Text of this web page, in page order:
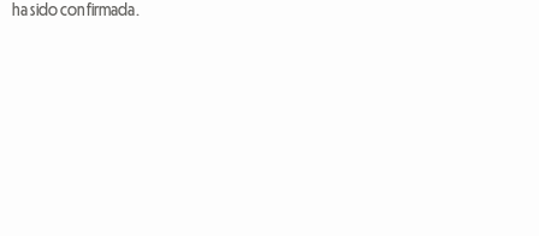
ha sido confirmada.